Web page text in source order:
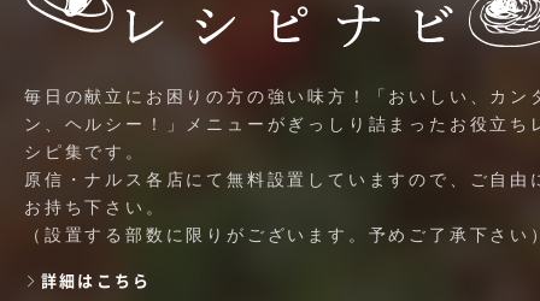
毎日の献立にお困りの方の強い味方！「おいしい、カン
ン、ヘルシー！」メニューがぎっしり詰まったお役立ち
シピ集です。
原信・ナルス各店にて無料設置していますので、ご自由
お持ち下さい。
（設置する部数に限りがございます。予めご了承下さい
詳細はこちら